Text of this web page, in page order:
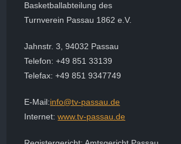
Basketballabteilung des
Turnverein Passau 1862 e.V.
Jahnstr. 3, 94032 Passau
Telefon: +49 851 33139
Telefax: +49 851 9347749
E-Mail:info@tv-passau.de
Internet:www.tv-passau.de